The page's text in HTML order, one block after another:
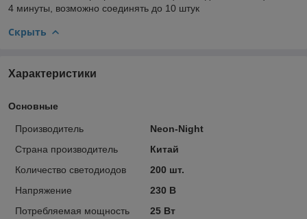
4 минуты, возможно соединять до 10 штук
Скрыть
Характеристики
Основные
Производитель
Neon-Night
Страна производитель
Китай
Количество светодиодов
200 шт.
Напряжение
230 В
Потребляемая мощность
25 Вт